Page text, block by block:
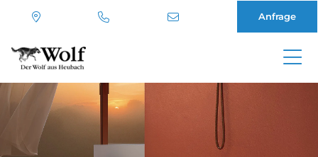
Direkt
zum
Inhalt
Anfrage